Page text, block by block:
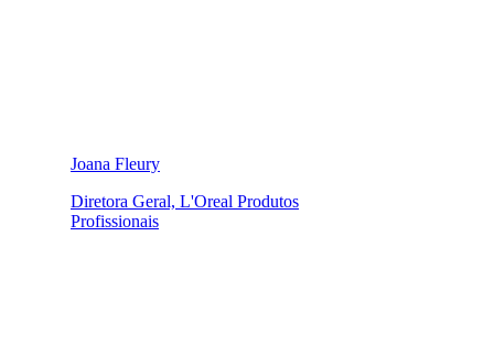
Joana Fleury
Diretora Geral, L'Oreal Produtos
Profissionais